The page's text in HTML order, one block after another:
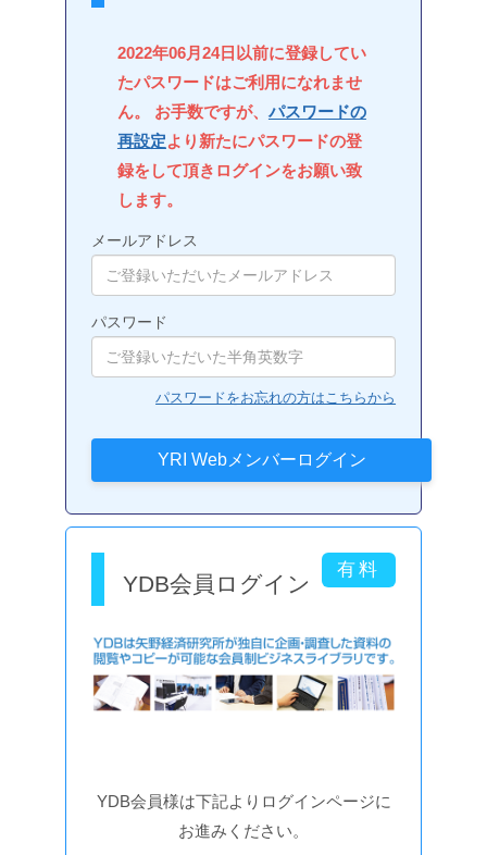
2022年06月24日以前に登録してい
たパスワードはご利用になれませ
ん。 お手数ですが、 パスワードの
再設定より新たにパスワードの登
録をして頂きログインをお願い致
します。
メールアドレス
パスワード
パスワードをお忘れの方はこちらから
YDB会員ログイン
YDB会員様は下記よりログインページに
お進みください。